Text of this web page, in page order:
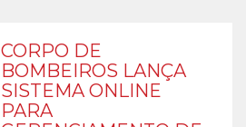
CORPO DE
BOMBEIROS LANÇA
SISTEMA ONLINE
PARA